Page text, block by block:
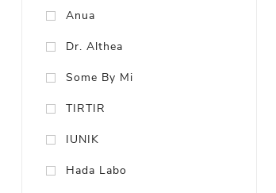
Anua
Dr. Althea
Some By Mi
TIRTIR
IUNIK
Hada Labo